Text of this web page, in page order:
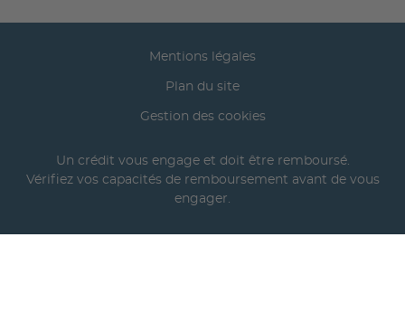
Mentions légales
Plan du site
Gestion des cookies
Un crédit vous engage et doit être remboursé.
Vérifiez vos capacités de remboursement avant de vous
engager.